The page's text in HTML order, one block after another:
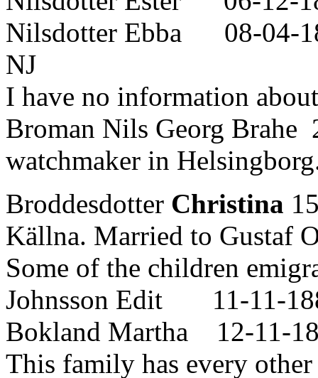
Nilsdotter Ebba 08-04-
NJ
I have no information
Broman Nils Georg
watchmaker in
Broddesdotter Christina
Källna. Married to Gustaf
Some of the children
Johnsson Edit 11-11-
Bokland Martha 12-11-
This family has every